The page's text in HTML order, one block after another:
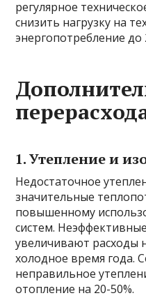
регулярное
снизить нагрузку на
энергопотребление до
1. Утепление и
Недостаточное
значительные
повышенному
систем.
увеличивают расходы
холодное время года.
неправильное
отопление на 20-50%.